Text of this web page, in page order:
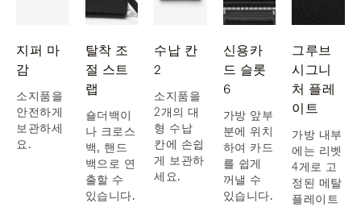
지퍼 마
감
소지품을
안전하게
보관하세
요.
탈착 조
절 스트
랩
숄더백이
나 크로스
백, 핸드
백으로 연
출할 수
있습니다.
수납 칸
2
소지품을
2개의 대
형 수납
칸에 손쉽
게 보관하
세요.
신용카
드 슬롯
6
가방 앞부
분에 위치
하여 카드
를 쉽게
꺼낼 수
있습니다.
그루브
시그니
처 플레
이트
가방 내부
에는 리벳
4게로 고
정된 메탈
플레이트